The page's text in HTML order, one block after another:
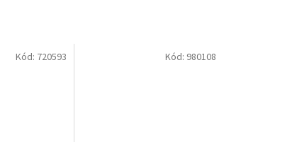
Kód: 720593 Kód: 980108